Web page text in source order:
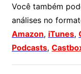
Você também
análises no
Amazon, iTunes,
Podcasts,